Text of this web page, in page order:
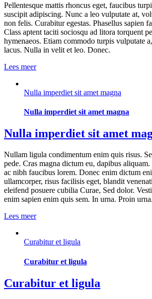
Pellentesque mattis rhoncus eget, faucibus
suscipit adipiscing. Nunc a leo vulputate at,
non felis. Curabitur egestas. Phasellus sapien
Class aptent taciti sociosqu ad litora torquent
hymenaeos. Etiam commodo turpis vulputate
lacus. Nulla in velit et leo. Donec.
Lees meer
Nulla imperdiet sit amet magna
Nulla imperdiet sit amet magna
Nulla imperdiet sit amet
Nullam ligula condimentum enim quis risus.
pede. Cras magna dictum eu, dapibus
ac nibh faucibus lorem. Donec enim dictum
ullamcorper, risus facilisis eget, blandit
eleifend posuere cubilia Curae, Sed dolor.
enim sapien enim quis sem. In urna. Proin urna.
Lees meer
Curabitur et ligula
Curabitur et ligula
Curabitur et ligula